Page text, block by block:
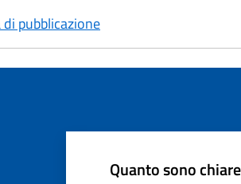
pubblicazione
Quanto sono